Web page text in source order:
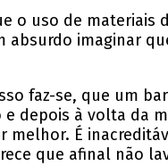
o uso de
absurdo imaginar
faz-se, que um
depois à volta da
melhor. É
que afinal não